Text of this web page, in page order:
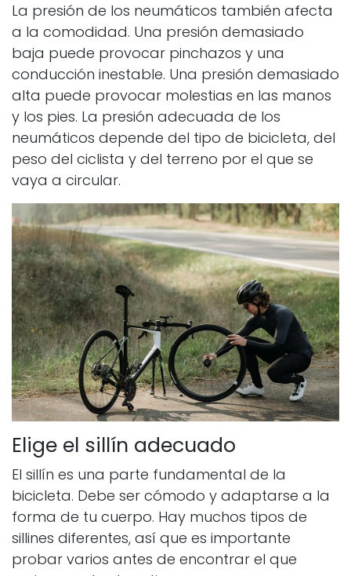
La presión de los neumáticos también afecta
a la comodidad. Una presión demasiado
baja puede provocar pinchazos y una
conducción inestable. Una presión demasiado
alta puede provocar molestias en las manos
y los pies. La presión adecuada de los
neumáticos depende del tipo de bicicleta, del
peso del ciclista y del terreno por el que se
vaya a circular.
Elige el sillín adecuado
El sillín es una parte fundamental de la
bicicleta. Debe ser cómodo y adaptarse a la
forma de tu cuerpo. Hay muchos tipos de
sillines diferentes, así que es importante
probar varios antes de encontrar el que